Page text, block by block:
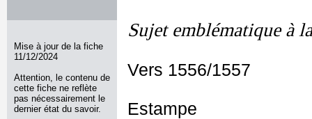
Mise à jour de la fiche
11/12/2024
Attention, le contenu de
cette fiche ne reflète
pas nécessairement le
dernier état du savoir.
Sujet emblématique à
Vers 1556/1557
Estampe